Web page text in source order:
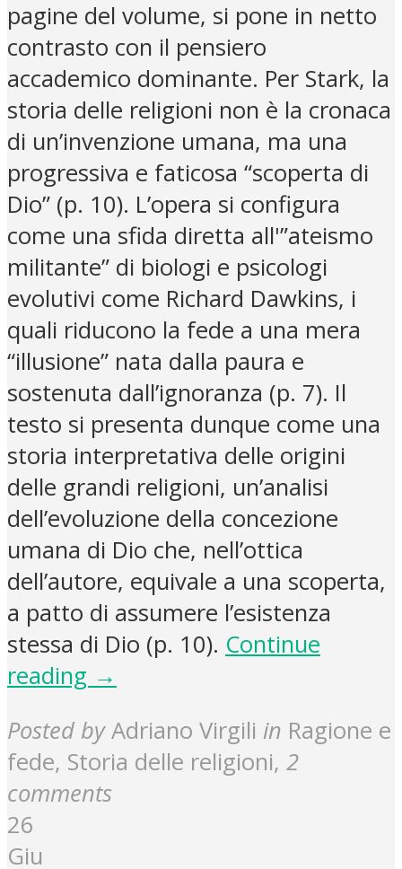
pagine del volume, si pone in netto
contrasto con il pensiero
accademico dominante. Per Stark, la
storia delle religioni non è la cronaca
di un’invenzione umana, ma una
progressiva e faticosa “scoperta di
Dio” (p. 10). L’opera si configura
come una sfida diretta all'”ateismo
militante” di biologi e psicologi
evolutivi come Richard Dawkins, i
quali riducono la fede a una mera
“illusione” nata dalla paura e
sostenuta dall’ignoranza (p. 7). Il
testo si presenta dunque come una
storia interpretativa delle origini
delle grandi religioni, un’analisi
dell’evoluzione della concezione
umana di Dio che, nell’ottica
dell’autore, equivale a una scoperta,
a patto di assumere l’esistenza
stessa di Dio (p. 10). Continue
reading →
Posted by Adriano Virgili in Ragione e
fede, Storia delle religioni, 2
comments
26
Giu